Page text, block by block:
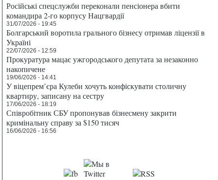
Російські спецслужби переконали пенсіонера вбити
командира 2-го корпусу Нацгвардії
31/07/2026 - 19:45
Болгарський воротила грального бізнесу отримав ліцензії в
Україні
22/07/2026 - 12:59
Прокуратура мацає ужгородського депутата за незаконно
накопичене
19/06/2026 - 14:41
У віцепрем’єра Кулеби хочуть конфіскувати столичну
квартиру, записану на сестру
17/06/2026 - 18:19
Співробітник СБУ пропонував бізнесмену закрити
кримінальну справу за $150 тисяч
16/06/2026 - 16:56